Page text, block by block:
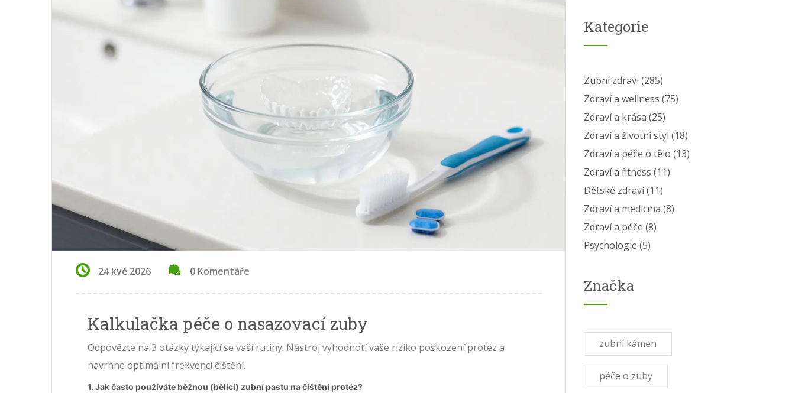
24 kvě 2026 0 Komentáře
Kalkulačka péče o nasazovací zuby
Odpovězte na 3 otázky týkající se vaší rutiny. Nástroj vyhodnotí vaše riziko poškození protéz a
navrhne optimální frekvenci čištění.
1. Jak často používáte běžnou (bělicí) zubní pastu na čištění protéz?
Kategorie
Zubní zdraví(285)
Zdraví a wellness (75)
Zdraví a krása (25)
Zdraví a životní styl (18)
Zdraví a péče o tělo (13)
Zdraví a fitness (11)
Dětské zdraví(11)
Zdraví a medicína (8)
Zdraví a péče (8)
Psychologie (5)
Značka
zubní kámen
péče o zuby